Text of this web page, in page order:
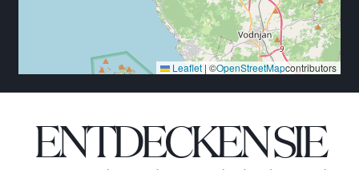
Leaflet | ©OpenStreetMapcontributors
ENTDECKEN SIE